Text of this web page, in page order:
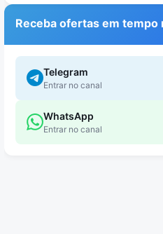
Receba ofertas em tempo
Telegram
Entrar no canal
WhatsApp
Entrar no canal